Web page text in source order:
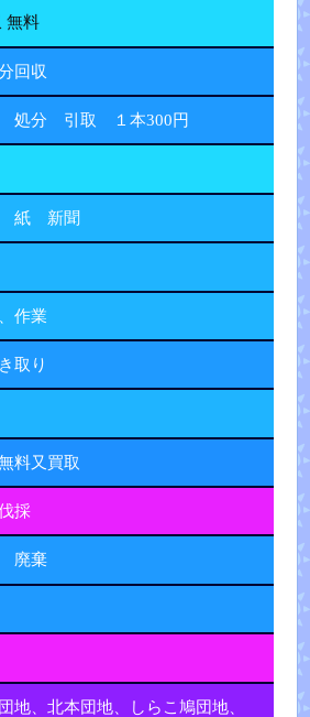
無料
回収
処分 引取 １本300円
紙 新聞
作業
取り
又買取
採
廃棄
地、北本団地、しらこ鳩団地、